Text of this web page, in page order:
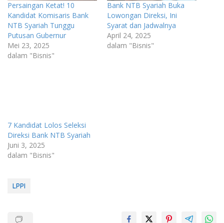
Persaingan Ketat! 10
Kandidat Komisaris Bank
NTB Syariah Tunggu
Putusan Gubernur
Mei 23, 2025
dalam "Bisnis"
Bank NTB Syariah Buka
Lowongan Direksi, Ini
Syarat dan Jadwalnya
April 24, 2025
dalam "Bisnis"
7 Kandidat Lolos Seleksi
Direksi Bank NTB Syariah
Juni 3, 2025
dalam "Bisnis"
LPPI